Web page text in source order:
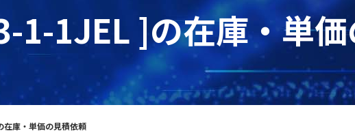
3-1-1JEL ]の在庫・単
庫・単価の見積依頼